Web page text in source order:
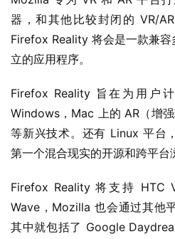
器，和其他比较封闭的 VR/
Firefox Reality 将会是一款兼容
立的应用程序。
Firefox Reality 旨在为用户
Windows，Mac 上的 AR（增强
等新兴技术。还有 Linux 平台
第一个混合现实的开源和跨平台
Firefox Reality 将支持 HTC
Wave，Mozilla 也会通过其他
其中就包括了 Google